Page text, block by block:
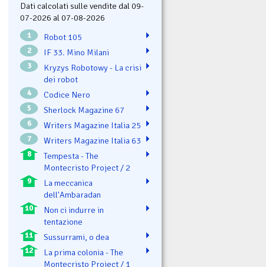
Dati calcolati sulle vendite dal 09-
07-2026 al 07-08-2026
1 Robot 105
2 IF 33. Mino Milani
3
Kryzys Robotowy - La crisi
dei robot
4 Codice Nero
5 Sherlock Magazine 67
6 Writers Magazine Italia 25
7 Writers Magazine Italia 63
8
Tempesta - The
Montecristo Project / 2
9
La meccanica
dell'Ambaradan
10
Non ci indurre in
tentazione
11 Sussurrami, o dea
12
La prima colonia - The
Montecristo Project / 1